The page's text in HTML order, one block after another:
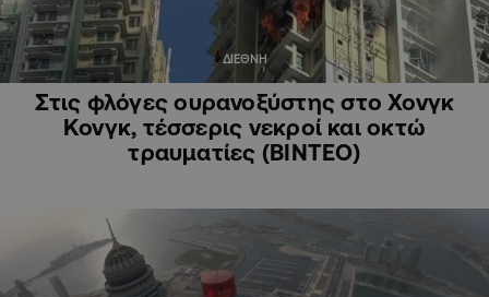
ΔΙΕΘΝΗ
Στις φλόγες ουρανοξύστης στο Χονγκ
Κονγκ, τέσσερις νεκροί και οκτώ
τραυματίες (ΒΙΝΤΕΟ)